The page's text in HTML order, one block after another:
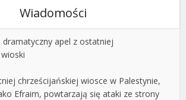
Wiadomości
dramatyczny apel z ostatniej
chrześcijańskiej wiosce w Palestynie,
Efraim, powtarzają się ataki ze strony